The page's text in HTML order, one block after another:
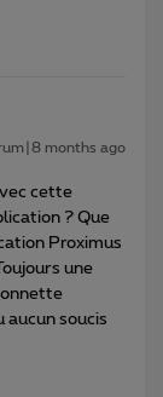
months ago
cette
? Que
Proximus
une
aucun soucis